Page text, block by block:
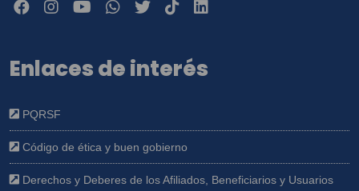
Enlaces de interés
PQRSF
Código de ética y buen gobierno
Derechos y Deberes de los Afiliados, Beneficiarios y Usuarios